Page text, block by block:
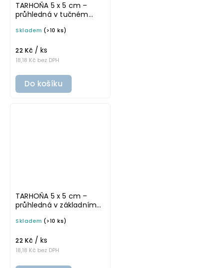
TARHOŇA 5 x 5 cm –
průhledná v tučném
samolepka na
Skladem (>10 ks)
18,18 Kč bez DPH
22 Kč / ks
Do košíku
TARHOŇA 5 x 5 cm –
průhledná v základním
samolepka na
Skladem (>10 ks)
18,18 Kč bez DPH
22 Kč / ks